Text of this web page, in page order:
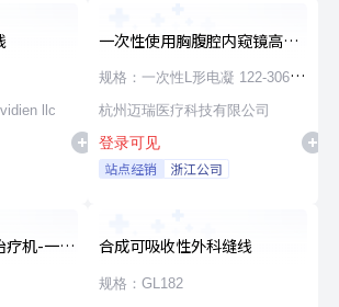
llc
一次性使用胸腹腔内窥镜高频
手术器械
规格：一次性L形电凝 122-30660
φ5×330
杭州迈瑞医疗科技有限公司
登录可见
站点经销 浙江公司
疗机-一次
合成可吸收性外科缝线
规格：GL182